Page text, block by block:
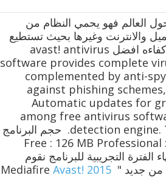
حول العالم فهو يحمي النظام من
والانترنت وغيرها بحيث تستطيع
ان تجعل جهازك خاليا من الفيروسات تماما وبذلك تحصل علي كفاءه افضل avast! antivirus
software provides complete
complemented by anti-
against phishing
Automatic updates for
among free antivirus
detection
حجم البرنامج
Free : 126 MB
الفترة التجريبية للبرنامج نقوم
من جديد " Avast! 2015